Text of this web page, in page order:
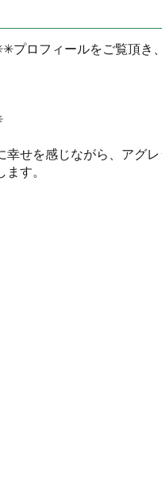
ィールをご覧頂き、
幸せを感じながら、アグ
す。